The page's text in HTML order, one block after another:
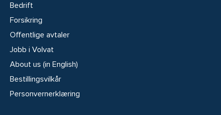
Bedrift
Forsikring
Offentlige avtaler
Jobb i Volvat
About us (in English)
Bestillingsvilkår
Personvernerklæring